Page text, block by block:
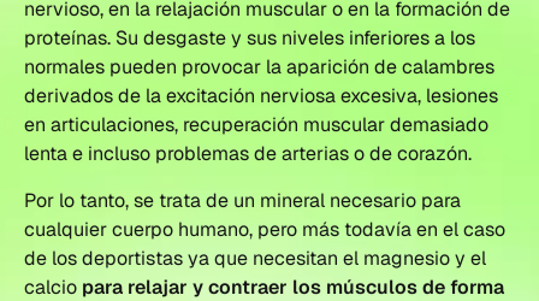
nervioso, en la relajación muscular o en la formación de
proteínas. Su desgaste y sus niveles inferiores a los
normales pueden provocar la aparición de calambres
derivados de la excitación nerviosa excesiva, lesiones
en articulaciones, recuperación muscular demasiado
lenta e incluso problemas de arterias o de corazón.
Por lo tanto, se trata de un mineral necesario para
cualquier cuerpo humano, pero más todavía en el caso
de los deportistas ya que necesitan el magnesio y el
calcio para relajar y contraer los músculos de forma